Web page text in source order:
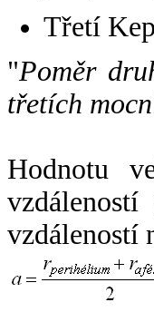
Třetí
"Poměr
třetích
Hodnotu
vzdáleností
vzdáleností